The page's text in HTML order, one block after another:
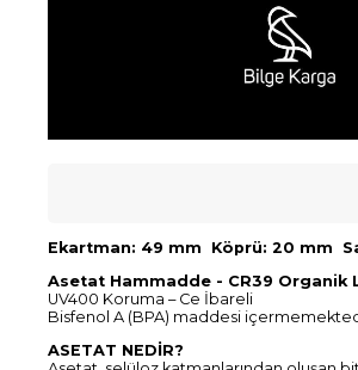
Ekartman: 49 mm Köprü: 20 mm
Asetat Hammadde - CR39 Organik
UV400 Koruma – Ce İbareli
Bisfenol A (BPA) maddesi
ASETAT NEDİR?